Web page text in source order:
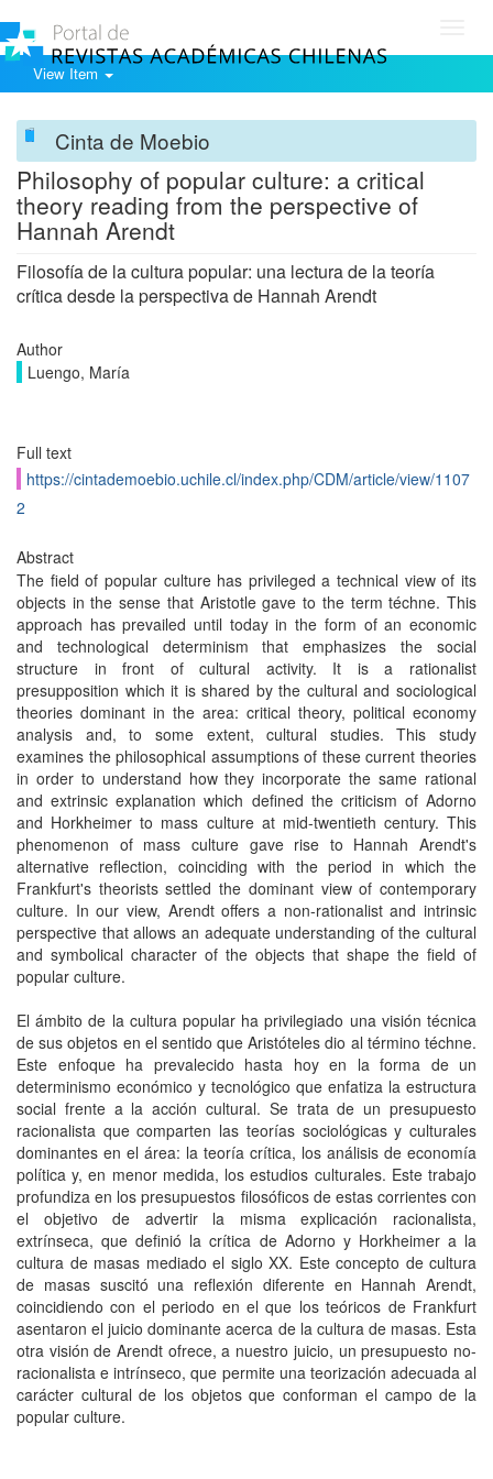
View Item
Cinta de Moebio
Philosophy of popular culture: a critical
theory reading from the perspective of
Hannah Arendt
Filosofía de la cultura popular: una lectura de la teoría
crítica desde la perspectiva de Hannah Arendt
Author
Luengo, María
Full text
https://cintademoebio.uchile.cl/index.php/CDM/article/view/1107
2
Abstract
The field of popular culture has privileged a technical view of its
objects in the sense that Aristotle gave to the term téchne. This
approach has prevailed until today in the form of an economic
and technological determinism that emphasizes the social
structure in front of cultural activity. It is a rationalist
presupposition which it is shared by the cultural and sociological
theories dominant in the area: critical theory, political economy
analysis and, to some extent, cultural studies. This study
examines the philosophical assumptions of these current theories
in order to understand how they incorporate the same rational
and extrinsic explanation which defined the criticism of Adorno
and Horkheimer to mass culture at mid-twentieth century. This
phenomenon of mass culture gave rise to Hannah Arendt's
alternative reflection, coinciding with the period in which the
Frankfurt's theorists settled the dominant view of contemporary
culture. In our view, Arendt offers a non-rationalist and intrinsic
perspective that allows an adequate understanding of the cultural
and symbolical character of the objects that shape the field of
popular culture.
El ámbito de la cultura popular ha privilegiado una visión técnica
de sus objetos en el sentido que Aristóteles dio al término téchne.
Este enfoque ha prevalecido hasta hoy en la forma de un
determinismo económico y tecnológico que enfatiza la estructura
social frente a la acción cultural. Se trata de un presupuesto
racionalista que comparten las teorías sociológicas y culturales
dominantes en el área: la teoría crítica, los análisis de economía
política y, en menor medida, los estudios culturales. Este trabajo
profundiza en los presupuestos filosóficos de estas corrientes con
el objetivo de advertir la misma explicación racionalista,
extrínseca, que definió la crítica de Adorno y Horkheimer a la
cultura de masas mediado el siglo XX. Este concepto de cultura
de masas suscitó una reflexión diferente en Hannah Arendt,
coincidiendo con el periodo en el que los teóricos de Frankfurt
asentaron el juicio dominante acerca de la cultura de masas. Esta
otra visión de Arendt ofrece, a nuestro juicio, un presupuesto no-
racionalista e intrínseco, que permite una teorización adecuada al
carácter cultural de los objetos que conforman el campo de la
popular culture.